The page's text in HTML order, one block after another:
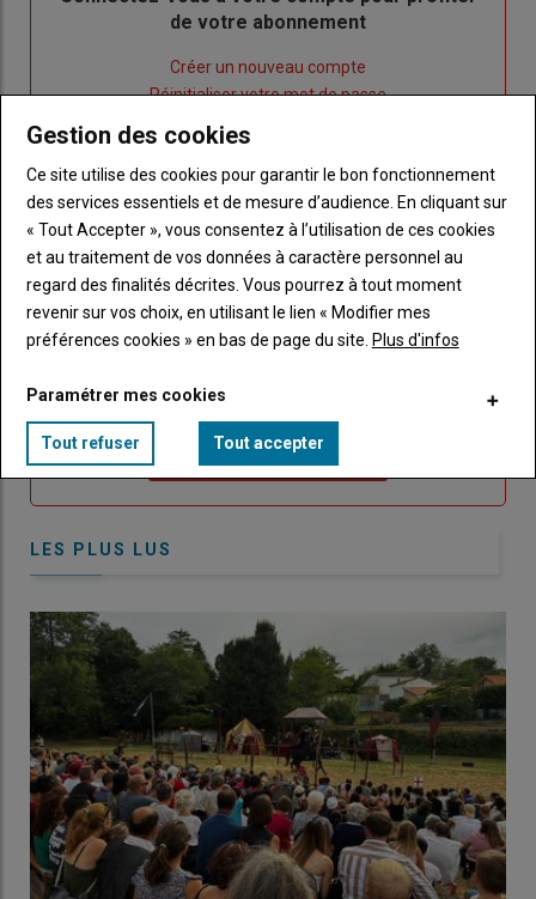
de votre abonnement
"Créer
nouveau
compte"
Créer un nouveau compte
Lien
"Réinitialiser
votre
mot
de
passe"
Réinitialiser votre mot de passe
Lien
"Je
me
connecte"
Sous-
Vous n'êtes pas abonné(e)
TITRE CRÉEZ UN COMPTE
compte pour accéder à tout Caracterres.
Lien Créez un compte
LES PLUS LUS
Gestion des cookies
Ce site utilise des cookies pour garantir le bon fonctionnement
des services essentiels et de mesure d’audience. En cliquant sur
« Tout Accepter », vous consentez à l’utilisation de ces cookies
et au traitement de vos données à caractère personnel au
regard des finalités décrites. Vous pourrez à tout moment
revenir sur vos choix, en utilisant le lien « Modifier mes
préférences cookies » en bas de page du site. Plus d'infos
Paramétrer mes cookies
Tout refuser Tout accepter